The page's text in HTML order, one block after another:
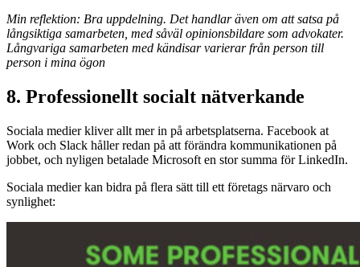
Min reflektion: Bra uppdelning. Det handlar även om att satsa på
långsiktiga samarbeten, med såväl opinionsbildare som advokater.
Långvariga samarbeten med kändisar varierar från person till
person i mina ögon
8. Professionellt socialt nätverkande
Sociala medier kliver allt mer in på arbetsplatserna. Facebook at
Work och Slack håller redan på att förändra kommunikationen på
jobbet, och nyligen betalade Microsoft en stor summa för LinkedIn.
Sociala medier kan bidra på flera sätt till ett företags närvaro och
synlighet: